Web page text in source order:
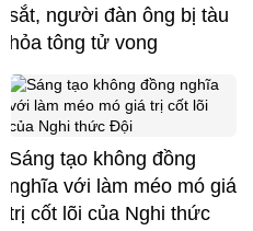
sắt, người đàn ông bị tàu
hỏa tông tử vong
Sáng tạo không đồng
nghĩa với làm méo mó giá
trị cốt lõi của Nghi thức